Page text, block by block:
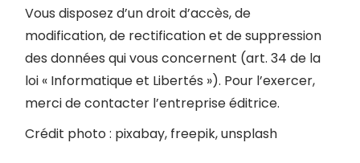
Vous disposez d’un droit d’accès, de
modification, de rectification et de suppression
des données qui vous concernent (art. 34 de la
loi « Informatique et Libertés »). Pour l’exercer,
merci de contacter l’entreprise éditrice.
Crédit photo : pixabay, freepik, unsplash